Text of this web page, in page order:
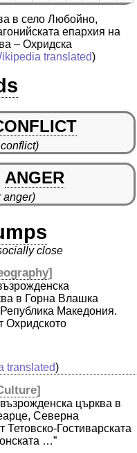
в село Любойно,
епархия на
– Охридска
translated)
ANGER
anger)
close
]
в Горна Влашка
Македония.
Охридското
translated)
]
църква в
Северна
Тетовско-Гостиварската
…”